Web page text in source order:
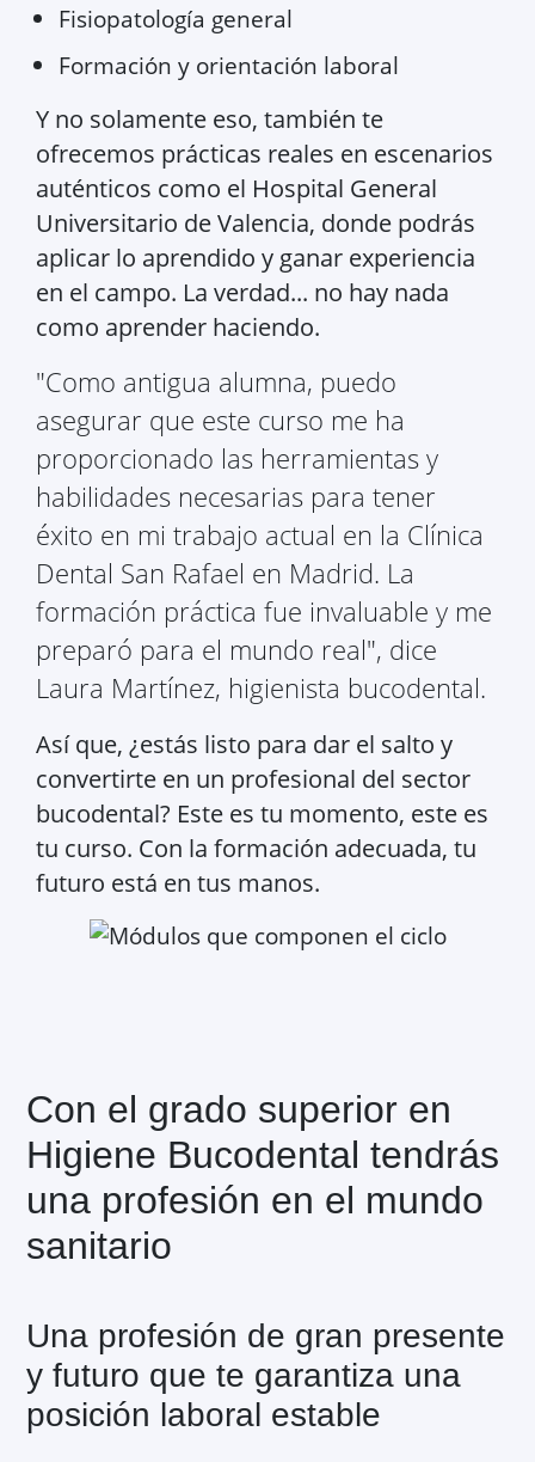
Fisiopatología general
Formación y orientación laboral
Y no solamente eso, también te
ofrecemos prácticas reales en escenarios
auténticos como el Hospital General
Universitario de Valencia, donde podrás
aplicar lo aprendido y ganar experiencia
en el campo. La verdad... no hay nada
como aprender haciendo.
"Como antigua alumna, puedo
asegurar que este curso me ha
proporcionado las herramientas y
habilidades necesarias para tener
éxito en mi trabajo actual en la Clínica
Dental San Rafael en Madrid. La
formación práctica fue invaluable y me
preparó para el mundo real", dice
Laura Martínez, higienista bucodental.
Así que, ¿estás listo para dar el salto y
convertirte en un profesional del sector
bucodental? Este es tu momento, este es
tu curso. Con la formación adecuada, tu
futuro está en tus manos.
Con el grado superior en
Higiene Bucodental tendrás
una profesión en el mundo
sanitario
Una profesión de gran presente
y futuro que te garantiza una
posición laboral estable